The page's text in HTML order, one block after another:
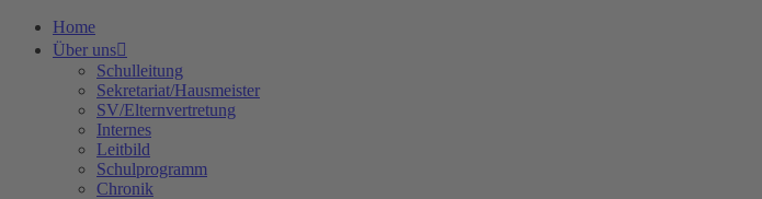
Home
Über uns
Schulleitung
Sekretariat/Hausmeister
SV/Elternvertretung
Internes
Leitbild
Schulprogramm
Chronik